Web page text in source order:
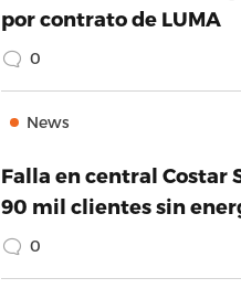
por contrato de LUMA
0
News
Falla en central Costar
90 mil clientes sin
0